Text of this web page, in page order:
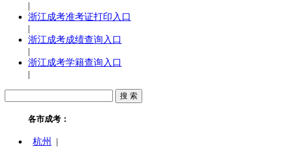
|
浙江成考准考证打印入口
|
浙江成考成绩查询入口
|
浙江成考学籍查询入口
|
各市成考：
杭州
|